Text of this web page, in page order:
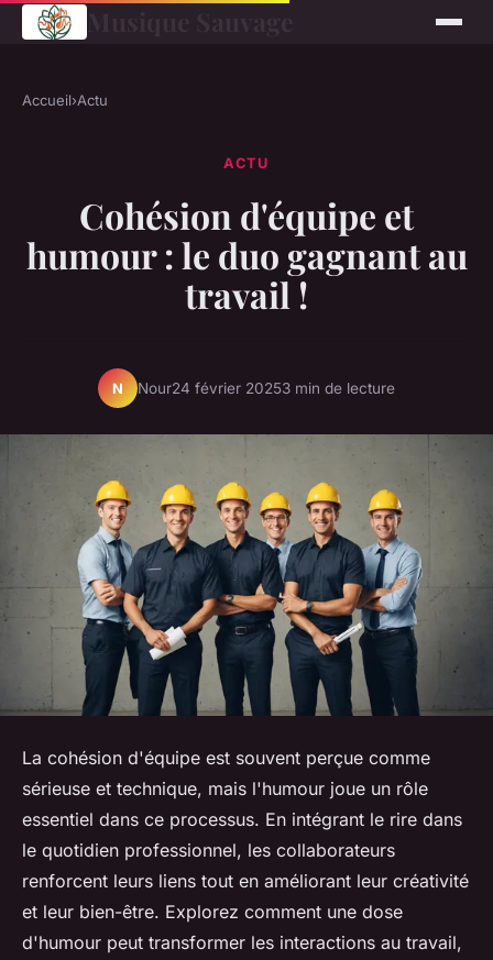
Accueil›Actu
ACTU
Cohésion d'équipe et
humour : le duo gagnant au
travail !
N Nour24 février 20253 min de lecture
La cohésion d'équipe est souvent perçue comme
sérieuse et technique, mais l'humour joue un rôle
essentiel dans ce processus. En intégrant le rire dans
le quotidien professionnel, les collaborateurs
renforcent leurs liens tout en améliorant leur créativité
et leur bien-être. Explorez comment une dose
d'humour peut transformer les interactions au travail,